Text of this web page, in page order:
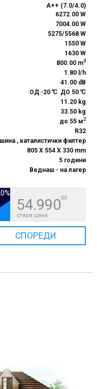
A++ (7.0/4.0)
6272.00 W
7004.00 W
5275/5568 W
1550 W
1630 W
800.00 m3
1.80 l/h
41.00 dB
ОД -20 ℃ ДО 50 ℃
11.20 kg
33.50 kg
до 55 м2
R32
, каталистички филтер
805 X 554 X 330 mm
5 години
Веднаш - на лагер
54.99000
стара цена
СПОРЕДИ